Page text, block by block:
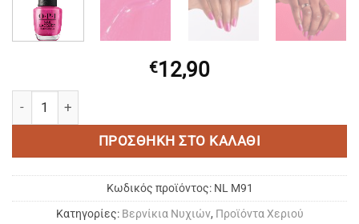
€12,90
OPI | Telenovela Me About It 15ml ποσότητα
ΠΡΟΣΘΉΚΗ ΣΤΟ ΚΑΛΆΘΙ
Κωδικός προϊόντος: NL M91
Κατηγορίες: Bερνίκια Νυχιών, Προϊόντα Χεριού